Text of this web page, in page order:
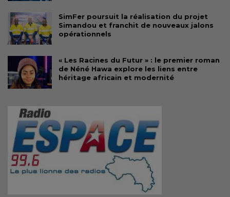
SimFer poursuit la réalisation du projet
Simandou et franchit de nouveaux jalons
opérationnels
« Les Racines du Futur » : le premier roman
de Néné Hawa explore les liens entre
héritage africain et modernité